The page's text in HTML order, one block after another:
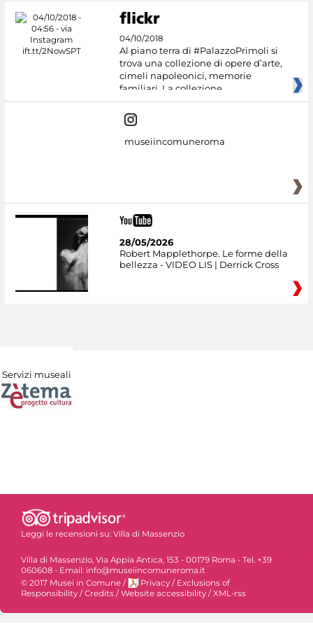
04/10/2018
Al piano terra di #PalazzoPrimoli si
trova una collezione di opere d’arte,
cimeli napoleonici, memorie
familiari. La collezione
museiincomuneroma
28/05/2026
Robert Mapplethorpe. Le forme della
bellezza - VIDEO LIS | Derrick Cross
Servizi museali
Leggi le recensioni su: Villa di Massenzio
Villa di Massenzio, Via Appia Antica, 153 - 00179 Roma - Tel. +39
060608 - Email: info@museiincomuneroma.it
© 2017 Musei in Comune / Privacy / Exclusions of
Responsibility /Credits /Website accessibility /XML-rss